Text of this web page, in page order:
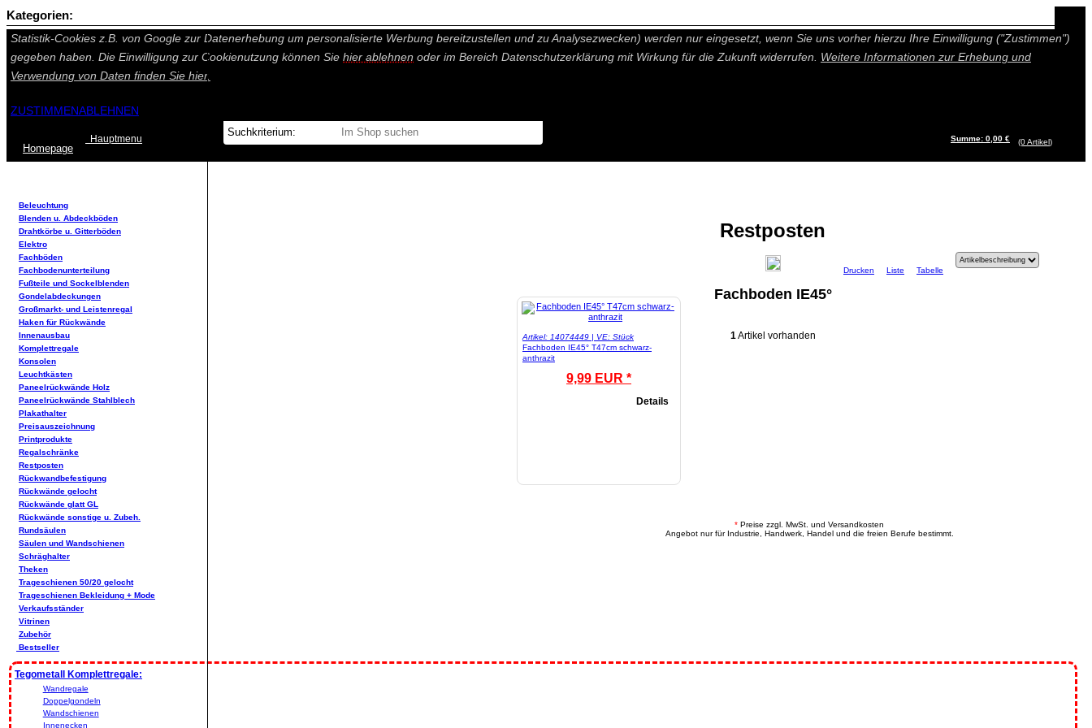
Auf dieser Seite werden technisch notwendige Cookies gesetzt. Technisch nicht notwendige Cookies und Statistik Funktionen, die Ihnen ein besseres und individuelleres Angebot bieten (Marketing- und
Statistik-Cookies z.B. von Google zur Datenerhebung um personalisierte Werbung bereitzustellen und zu Analysezwecken) werden nur eingesetzt, wenn Sie uns vorher hierzu Ihre Einwilligung ("Zustimmen")
gegeben haben. Die Einwilligung zur Cookienutzung können Sie hier ablehnen oder im Bereich Datenschutzerklärung mit Wirkung für die Zukunft widerrufen. Weitere Informationen zur Erhebung und
Verwendung von Daten finden Sie hier.
ZUSTIMMENABLEHNEN
Homepage
Hauptmenu Summe: 0,00 € (0Artikel)
Restposten
Fachboden IE45°
1Artikel vorhanden
Drucken Liste Tabelle
Artikel: 14074449 | VE: Stück
Fachboden IE45° T47cm schwarz-
anthrazit
9,99 EUR *
Details
* Preise zzgl. MwSt. und Versandkosten
Angebot nur für Industrie, Handwerk, Handel und die freien Berufe bestimmt.
Kategorien:
Beleuchtung
Blenden u. Abdeckböden
Drahtkörbe u. Gitterböden
Elektro
Fachböden
Fachbodenunterteilung
Fußteile und Sockelblenden
Gondelabdeckungen
Großmarkt- und Leistenregal
Haken für Rückwände
Innenausbau
Komplettregale
Konsolen
Leuchtkästen
Paneelrückwände Holz
Paneelrückwände Stahlblech
Plakathalter
Preisauszeichnung
Printprodukte
Regalschränke
Restposten
Rückwandbefestigung
Rückwände gelocht
Rückwände glatt GL
Rückwände sonstige u. Zubeh.
Rundsäulen
Säulen und Wandschienen
Schräghalter
Theken
Trageschienen 50/20 gelocht
Trageschienen Bekleidung + Mode
Verkaufsständer
Vitrinen
Zubehör
Bestseller
Tegometall Komplettregale:
Wandregale
Doppelgondeln
Wandschienen
Innenecken